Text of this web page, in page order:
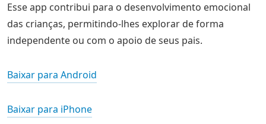
Esse app contribui para o desenvolvimento emocional
das crianças, permitindo-lhes explorar de forma
independente ou com o apoio de seus pais.
Baixar para Android
Baixar para iPhone